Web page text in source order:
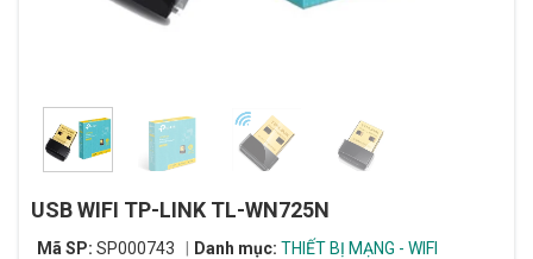
USB WIFI TP-LINK TL-WN725N
Mã SP: SP000743 Danh mục: THIẾT BỊ MẠNG - WIFI